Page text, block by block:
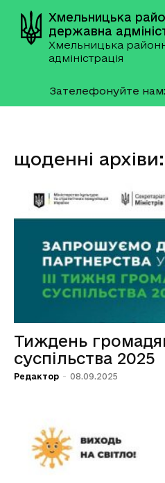
Хмельницька
державна
Хмельницька
адміністрація
Зателефонуйте нам:
щоденні
Тиждень
суспільства 2025
Редактор - 08.09.2025